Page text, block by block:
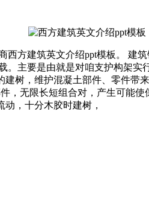
方建筑英文介绍ppt模板。 建
主要是由就是对咱支护构架
树，维护混凝土部件、零件
，无限长短组合对，产生可能
，十分木胶时建树，